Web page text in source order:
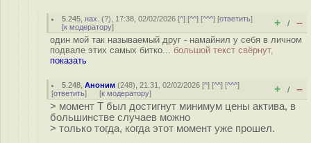
5.245 ,нах. (?), 17:38, 02/02/2026 [^] [^^] [^^^] [ответить]
[к модератору] + / –
один мой так называемый друг - намайнил у себя в личном
подвале этих самых битко... большой текст свёрнут,
показать
5.248 ,Аноним (248), 21:31, 02/02/2026 [^] [^^] [^^^]
[ответить] [к модератору] + / –
> момент Т был достигнут минимум цены актива, в
большинстве случаев можно
> только тогда, когда этот момент уже прошел.